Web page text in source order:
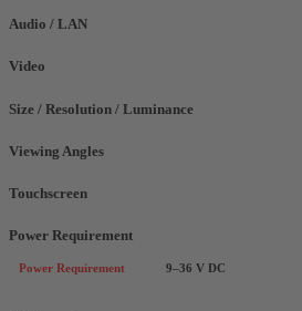
Audio / LAN
Video
Size / Resolution / Luminance
Viewing Angles
Touchscreen
Power Requirement
Power Requirement 9–36 V DC